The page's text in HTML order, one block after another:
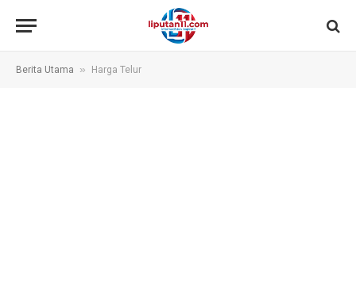
Berita Utama » Harga Telur